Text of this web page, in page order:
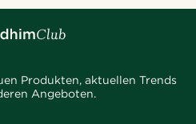
Produkten, aktuellen Trends
Angeboten.